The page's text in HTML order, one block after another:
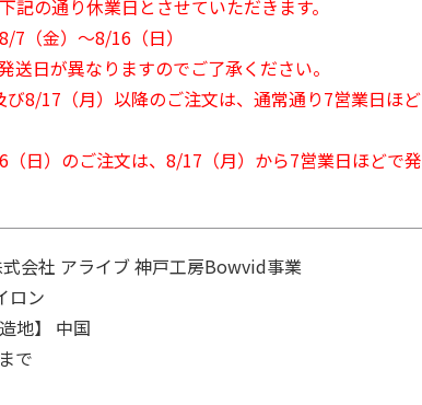
記の通り休業日とさせていただきます。
7（金）～8/16（日）
送日が異なりますのでご了承ください。
び8/17（月）以降のご注文は、通常通り7営業日ほど
（日）のご注文は、8/17（月）から7営業日ほどで発
式会社 アライブ 神戸工房Bowvid事業
ロン
地】 中国
で